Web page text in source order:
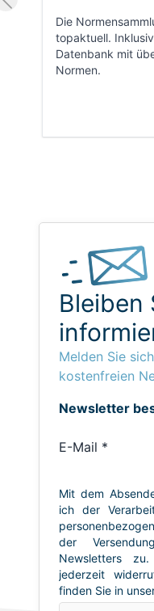
Die
topaktuell.
Datenbank mit
Normen.
Bleiben
Melden Sie
kostenfreien